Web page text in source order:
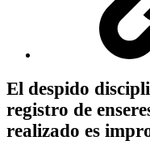
El despido
registro de
realizado es